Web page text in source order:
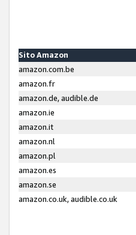
Sito Amazon
amazon.com.be
amazon.fr
amazon.de, audible.de
amazon.ie
amazon.it
amazon.nl
amazon.pl
amazon.es
amazon.se
amazon.co.uk, audible.co.uk